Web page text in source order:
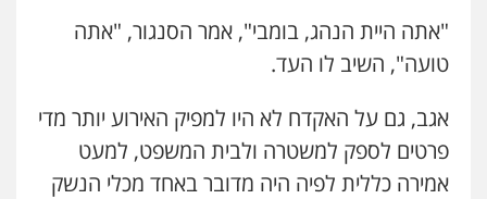
"אתה היית הנהג, בומבי", אמר הסנגור, "אתה
טועה", השיב לו העד.
אגב, גם על האקדח לא היו למפיק האירוע יותר מדי
פרטים לספק למשטרה ולבית המשפט, למעט
אמירה כללית לפיה היה מדובר באחד מכלי הנשק